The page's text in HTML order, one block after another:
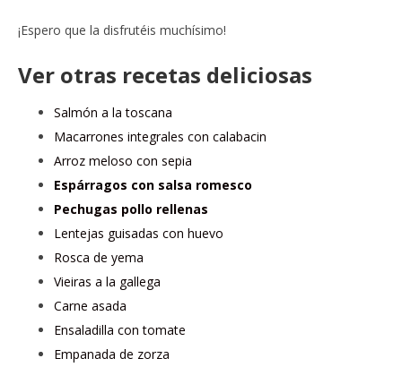
¡Espero que la disfrutéis muchísimo!
Ver otras recetas deliciosas
Salmón a la toscana
Macarrones integrales con calabacin
Arroz meloso con sepia
Espárragos con salsa romesco
Pechugas pollo rellenas
Lentejas guisadas con huevo
Rosca de yema
Vieiras a la gallega
Carne asada
Ensaladilla con tomate
Empanada de zorza